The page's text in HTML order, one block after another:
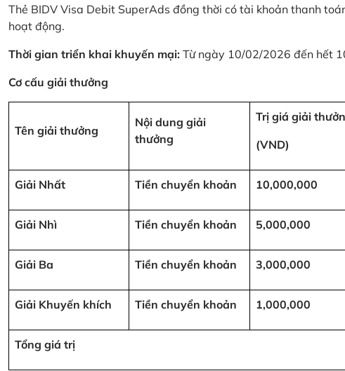
Thẻ BIDV Visa Debit SuperAds đồng thời có tài khoản thanh
hoạt động.
Thời gian triển khai khuyến mại: Từ ngày 10/02/2026 đến hết
Cơ cấu giải thưởng
Tên giải thưởng
Nội dung giải
thưởng
Trị giá giải
(VND)
Giải Nhất Tiền chuyển khoản 10,000,000
Giải Nhì Tiền chuyển khoản 5,000,000
Giải Ba Tiền chuyển khoản 3,000,000
Giải Khuyến khích Tiền chuyển khoản 1,000,000
Tổng giá trị